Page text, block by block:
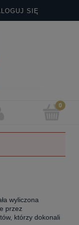
SIĘ
wyliczona
przez
którzy dokonali